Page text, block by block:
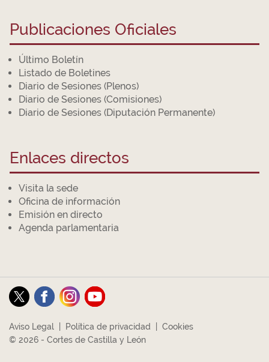
Publicaciones Oficiales
Último Boletín
Listado de Boletines
Diario de Sesiones (Plenos)
Diario de Sesiones (Comisiones)
Diario de Sesiones (Diputación Permanente)
Enlaces directos
Visita la sede
Oficina de información
Emisión en directo
Agenda parlamentaria
Aviso Legal Política de privacidad
Cookies
© 2026 - Cortes de Castilla y León